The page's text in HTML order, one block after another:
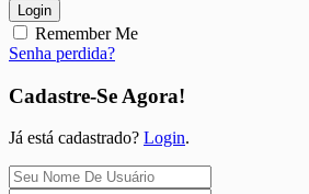
Login
Remember Me
Senha perdida?
Cadastre-Se Agora!
Já está cadastrado? Login.